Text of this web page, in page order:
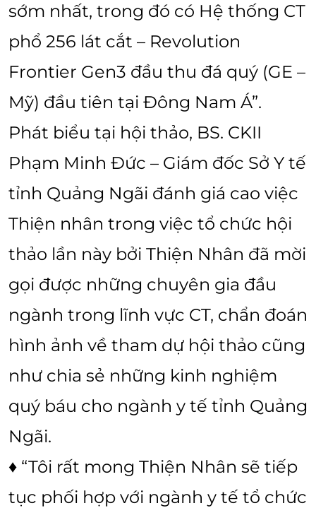
sớm nhất, trong đó có Hệ thống CT
phổ 256 lát cắt – Revolution
Frontier Gen3 đầu thu đá quý (GE –
Mỹ) đầu tiên tại Đông Nam Á”.
Phát biểu tại hội thảo, BS. CKII
Phạm Minh Đức – Giám đốc Sở Y tế
tỉnh Quảng Ngãi đánh giá cao việc
Thiện nhân trong việc tổ chức hội
thảo lần này bởi Thiện Nhân đã mời
gọi được những chuyên gia đầu
ngành trong lĩnh vực CT, chẩn đoán
hình ảnh về tham dự hội thảo cũng
như chia sẻ những kinh nghiệm
quý báu cho ngành y tế tỉnh Quảng
Ngãi.
♦ “Tôi rất mong Thiện Nhân sẽ tiếp
tục phối hợp với ngành y tế tổ chức